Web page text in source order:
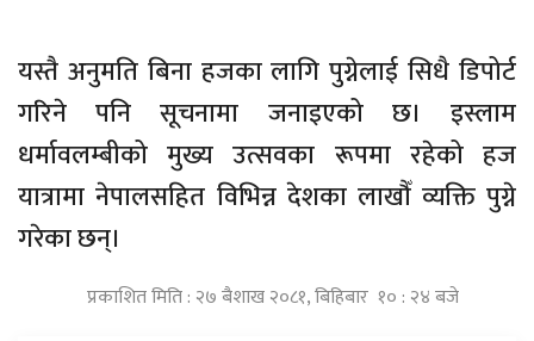
यस्तै अनुमति बिना हजका लागि पुग्नेलाई सिधै डिपोर्ट
गरिने पनि सूचनामा जनाइएको छ। इस्लाम
धर्मावलम्बीको मुख्य उत्सवका रूपमा रहेको हज
यात्रामा नेपालसहित विभिन्न देशका लाखौँ व्यक्ति पुग्ने
गरेका छन्।
प्रकाशित मिति : २७ बैशाख २०८१, बिहिबार १० : २४ बजे